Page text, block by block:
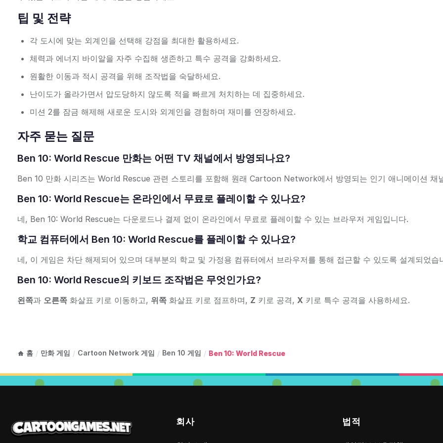
팁 및 전략
각 도시에 맞는 외계인을 선택해 강점을 최대한 활용하세요.
체력과 에너지 바이알을 자주 수집해 생존하고 특수 공격을 강화하세요.
원활한 이동과 적시 공격을 위해 조작법을 숙달하세요.
난이도가 올라가면서 압도당하지 않도록 적을 빠르게 처치하는 데 집중하세요.
미션 2를 잠금 해제해 새로운 도시와 외계인을 경험하며 재미를 연장하세요.
자주 묻는 질문
Ben 10: World Rescue 만화는 어떤 TV 채널에서 방영되나요?
Ben 10 만화 시리즈는 World Rescue 관련 스토리를 포함해 원래 Cartoon Network에서 방영되는 인기 애니메이션 채
Ben 10: World Rescue는 온라인에서 무료로 플레이할 수 있나요?
네, Ben 10: World Rescue는 다운로드나 결제 없이 온라인에서 무료로 플레이할 수 있는 브라우저 게임입니다.
학교 컴퓨터에서 Ben 10: World Rescue를 플레이할 수 있나요?
네, 이 게임은 차단 해제되어 있으며 대부분의 학교 및 가정용 컴퓨터에서 브라우저를 통해 접근할 수 있도록 설계되었습
Ben 10: World Rescue의 키보드 조작법은 무엇인가요?
왼쪽과 오른쪽 화살표 키로 이동하고, 위쪽 화살표 키로 점프하며, Z 키로 공격, X 키로 특수 공격을 사용하세요.
홈 / 만화 게임 / Cartoon Network 게임 / Ben 10 게임 / Ben 10: World Rescue
회사 법적